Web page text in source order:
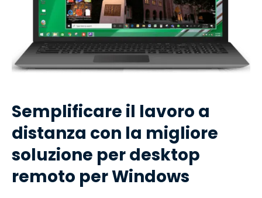
Semplificare il lavoro a
distanza con la migliore
soluzione per desktop
remoto per Windows